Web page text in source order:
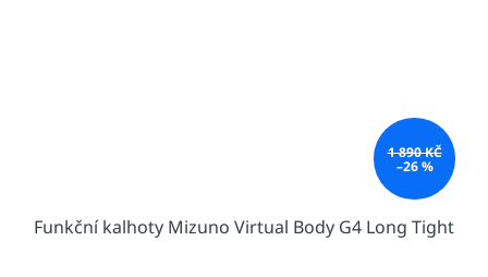
1 890 KČ
–26 %
Funkční kalhoty Mizuno Virtual Body G4 Long Tight